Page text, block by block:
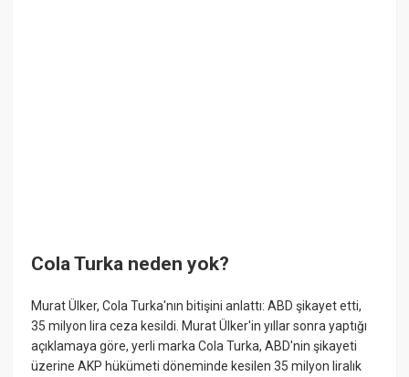
Cola Turka neden yok?
Murat Ülker, Cola Turka'nın bitişini anlattı: ABD şikayet etti,
35 milyon lira ceza kesildi. Murat Ülker'in yıllar sonra yaptığı
açıklamaya göre, yerli marka Cola Turka, ABD'nin şikayeti
üzerine AKP hükümeti döneminde kesilen 35 milyon liralık